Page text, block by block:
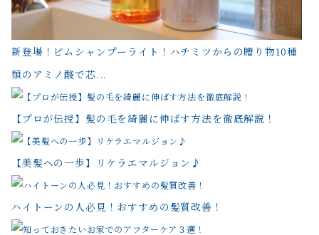
新登場！ピムシャンプーライト！ハチミツからの贈り物10種
類のアミノ酸で芯...
【プロが伝授】髪の毛を綺麗に伸ばす方法を徹底解説！
【美髪への一歩】リケラエマルジョン♪
ハイトーンの人必見！おすすめの髪質改善！